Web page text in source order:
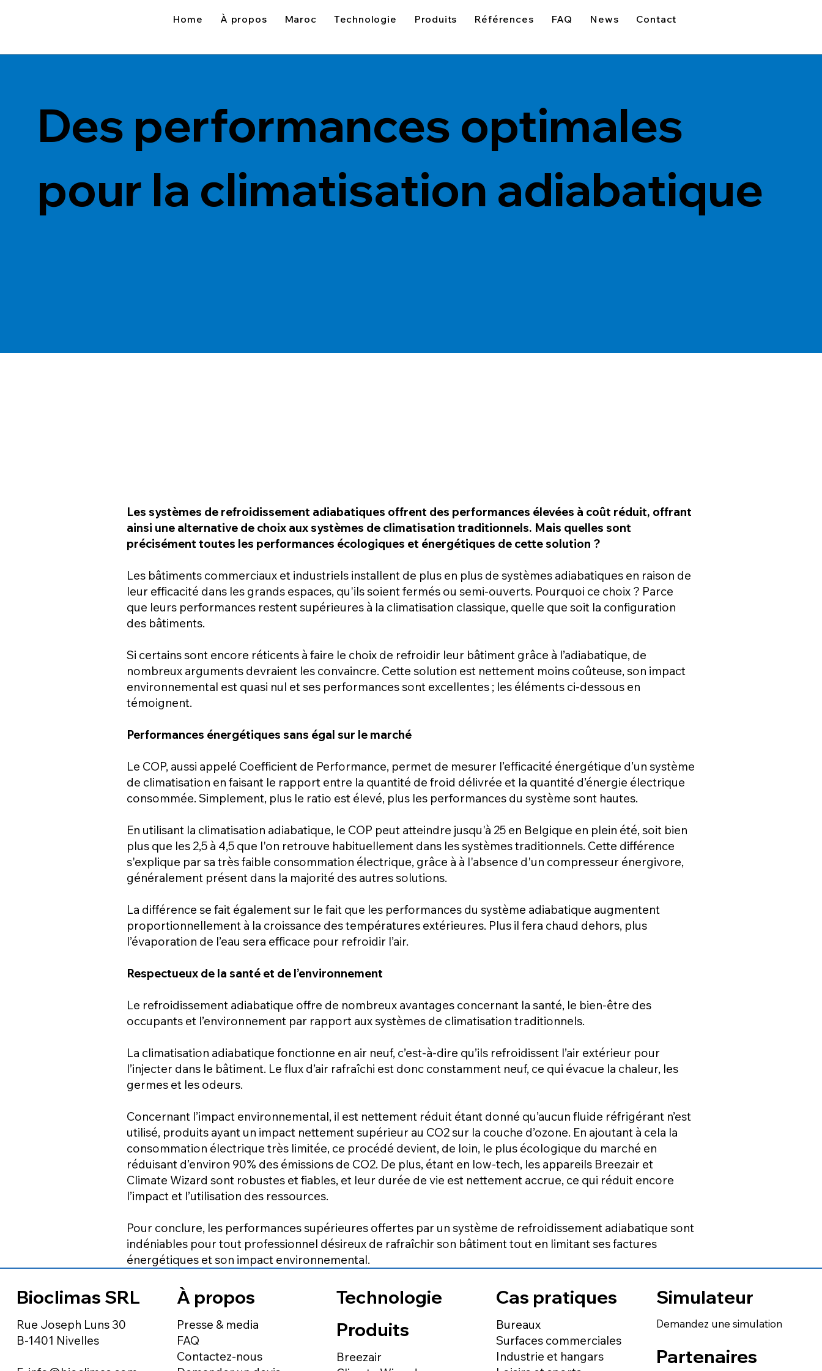
Home À propos Maroc Technologie Produits Références FAQ News Contact
Des performances optimales
pour la climatisation adiabatique
Les systèmes de refroidissement adiabatiques offrent des performances élevées à coût réduit, offrant
ainsi une alternative de choix aux systèmes de climatisation traditionnels. Mais quelles sont
précisément toutes les performances écologiques et énergétiques de cette solution ?
Les bâtiments commerciaux et industriels installent de plus en plus de systèmes adiabatiques en raison de
leur efficacité dans les grands espaces, qu'ils soient fermés ou semi-ouverts. Pourquoi ce choix ? Parce
que leurs performances restent supérieures à la climatisation classique, quelle que soit la configuration
des bâtiments.
Si certains sont encore réticents à faire le choix de refroidir leur bâtiment grâce à l’adiabatique, de
nombreux arguments devraient les convaincre. Cette solution est nettement moins coûteuse, son impact
environnemental est quasi nul et ses performances sont excellentes ; les éléments ci-dessous en
témoignent.
Performances énergétiques sans égal sur le marché
Le COP, aussi appelé Coefficient de Performance, permet de mesurer l’efficacité énergétique d’un système
de climatisation en faisant le rapport entre la quantité de froid délivrée et la quantité d’énergie électrique
consommée. Simplement, plus le ratio est élevé, plus les performances du système sont hautes.
En utilisant la climatisation adiabatique, le COP peut atteindre jusqu'à 25 en Belgique en plein été, soit bien
plus que les 2,5 à 4,5 que l'on retrouve habituellement dans les systèmes traditionnels. Cette différence
s'explique par sa très faible consommation électrique, grâce à à l'absence d'un compresseur énergivore,
généralement présent dans la majorité des autres solutions.
La différence se fait également sur le fait que les performances du système adiabatique augmentent
proportionnellement à la croissance des températures extérieures. Plus il fera chaud dehors, plus
l’évaporation de l’eau sera efficace pour refroidir l’air.
Respectueux de la santé et de l’environnement
Le refroidissement adiabatique offre de nombreux avantages concernant la santé, le bien-être des
occupants et l’environnement par rapport aux systèmes de climatisation traditionnels.
La climatisation adiabatique fonctionne en air neuf, c’est-à-dire qu’ils refroidissent l’air extérieur pour
l’injecter dans le bâtiment. Le flux d’air rafraîchi est donc constamment neuf, ce qui évacue la chaleur, les
germes et les odeurs.
Concernant l’impact environnemental, il est nettement réduit étant donné qu’aucun fluide réfrigérant n’est
utilisé, produits ayant un impact nettement supérieur au CO2 sur la couche d’ozone. En ajoutant à cela la
consommation électrique très limitée, ce procédé devient, de loin, le plus écologique du marché en
réduisant d’environ 90% des émissions de CO2. De plus, étant en low-tech, les appareils Breezair et
Climate Wizard sont robustes et fiables, et leur durée de vie est nettement accrue, ce qui réduit encore
l’impact et l’utilisation des ressources.
Pour conclure, les performances supérieures offertes par un système de refroidissement adiabatique sont
indéniables pour tout professionnel désireux de rafraîchir son bâtiment tout en limitant ses factures
énergétiques et son impact environnemental.
Bioclimas SRL
Rue Joseph Luns 30
B-1401 Nivelles
À propos
Presse & media
FAQ
Contactez-nous
Technologie Cas pratiques
Bureaux
Surfaces commerciales
Industrie et hangars
Simulateur
Demandez une simulation
Produits
Breezair
Partenaires